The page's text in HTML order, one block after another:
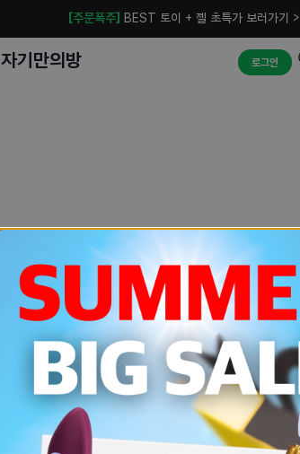
[주문폭주] BEST 토이 + 젤 초특가 보러가기 >
자기만의방 로그인
예상치 못한 에러입니다.